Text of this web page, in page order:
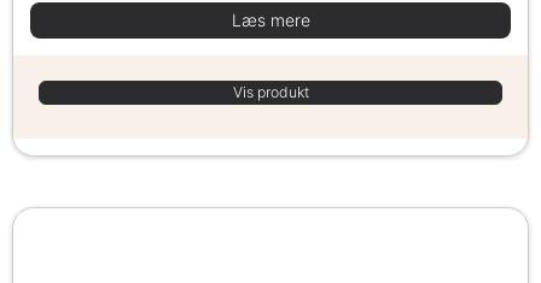
Læs mere
Vis produkt